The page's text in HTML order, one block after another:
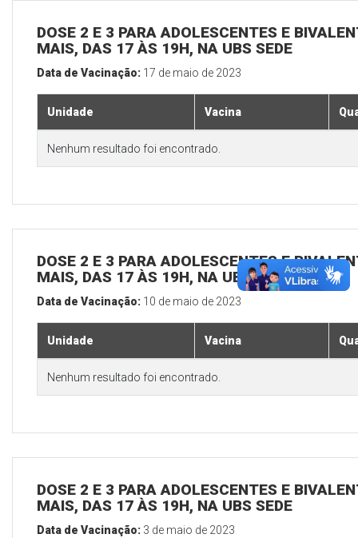
DOSE 2 E 3 PARA ADOLESCENTES E
MAIS, DAS 17 ÀS 19H, NA UBS SEDE
Data de Vacinação: 17 de maio de 2023
Unidade Vacina
Nenhum resultado foi encontrado.
DOSE 2 E 3 PARA ADOLESCENTES E
MAIS, DAS 17 ÀS 19H, NA UBS SEDE
Data de Vacinação: 10 de maio de 2023
Unidade Vacina
Nenhum resultado foi encontrado.
DOSE 2 E 3 PARA ADOLESCENTES E
MAIS, DAS 17 ÀS 19H, NA UBS SEDE
Data de Vacinação: 3 de maio de 2023